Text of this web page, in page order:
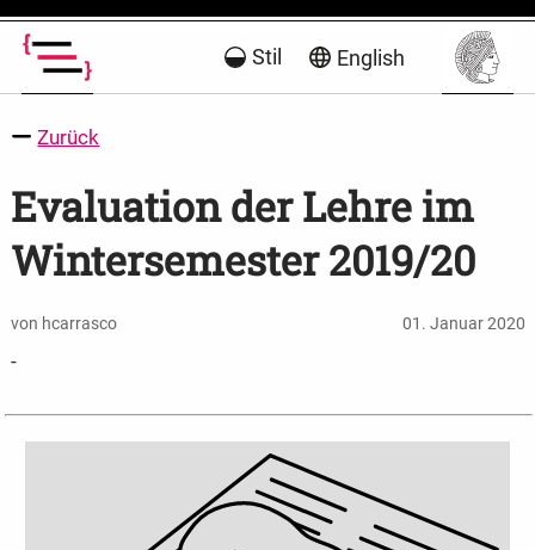
Stil English
Zurück
Evaluation der Lehre im
Wintersemester 2019/20
von hcarrasco 01. Januar 2020
-